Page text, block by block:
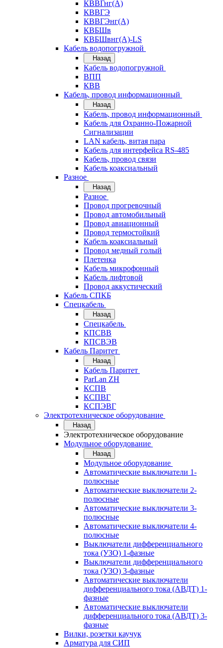
КВВГнг(А)
КВВГЭ
КВВГЭнг(А)
КВБШв
КВБШвнг(А)-LS
Кабель водопогружной
Назад
Кабель водопогружной
ВПП
КВВ
Кабель, провод информационный
Назад
Кабель, провод информационный
Кабель для Охранно-Пожарной
Сигнализации
LAN кабель, витая пара
Кабель для интерфейса RS-485
Кабель, провод связи
Кабель коаксиальный
Разное
Назад
Разное
Провод прогревочный
Провод автомобильный
Провод авиационный
Провод термостойкий
Кабель коаксиальный
Провод медный голый
Плетенка
Кабель микрофонный
Кабель лифтовой
Провод аккустический
Кабель СПКБ
Спецкабель
Назад
Спецкабель
КПСВВ
КПСВЭВ
Кабель Паритет
Назад
Кабель Паритет
ParLan ZH
КСПВ
КСПВГ
КСПЭВГ
Электротехническое оборудование
Назад
Электротехническое оборудование
Модульное оборудование
Назад
Модульное оборудование
Автоматические выключатели 1-
полюсные
Автоматические выключатели 2-
полюсные
Автоматические выключатели 3-
полюсные
Автоматические выключатели 4-
полюсные
Выключатели дифференциального
тока (УЗО) 1-фазные
Выключатели дифференциального
тока (УЗО) 3-фазные
Автоматические выключатели
дифференциального тока (АВДТ) 1-
фазные
Автоматические выключатели
дифференциального тока (АВДТ) 3-
фазные
Вилки, розетки каучук
Арматура для СИП